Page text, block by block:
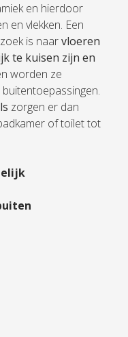
en hierdoor
en vlekken. Een
is naarvloeren
te kuisen zijn en
worden ze
zorgen er dan
of toilet tot